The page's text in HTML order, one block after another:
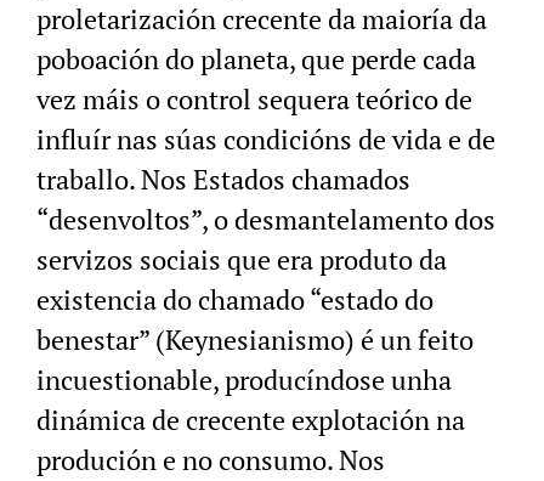
proletarización crecente da maioría da
poboación do planeta, que perde cada
vez máis o control sequera teórico de
influír nas súas condicións de vida e de
traballo. Nos Estados chamados
“desenvoltos”, o desmantelamento dos
servizos sociais que era produto da
existencia do chamado “estado do
benestar” (Keynesianismo) é un feito
incuestionable, producíndose unha
dinámica de crecente explotación na
produción e no consumo. Nos